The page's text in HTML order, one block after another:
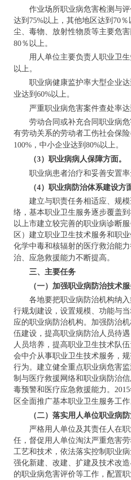
作业场所职业病危害检测与评
达到 75%以上，其他地区达到 70
尘、毒物、放射性物质等主要危
80％以上。
用人单位主要负责人职业卫生
以上。
职业病健康监护率大型企业达
业达到 60%以上。
严重职业病危害案件查处率达
劳动合同或补充合同职业病危
有劳动关系的劳动者工伤社会保
100% ，中小企业达到 80%以上。
（3）职业病病人保障方面。
职业病患者治疗和妥善安置率
（4）职业病防治体系建设方
建立与职责任务相适应、规模
络，基本职业卫生服务逐步覆盖
以上市建立较完善的职业病诊断服
区）建立职业卫生技术服务和职业
化学中毒和核辐射的医疗救治能
治、应急救援能力不断提高。
三、主要任务
（一）加强职业病防治技术服
各地要把职业病防治机构纳入
行规划建设，设置规模、功能与
应的职业病防治机构。加强防治
伍建设，提高职业病防治人员待
人员培养，提高职业卫生技术队
会中介从事职业卫生技术服务，
行为。建立健全重点职业病危害
制与医疗救援网络和职业病防治
毒预警和医疗应急救援能力。 2015
区全面推广基本职业卫生服务工作
（二）落实用人单位职业病防
严格用人单位及其责任人在职
任，督促用人单位淘汰严重危害
工艺和技术，依法落实控制职业病
强化新建、改建、扩建及技术改
的职业病危害评价等工作，配置